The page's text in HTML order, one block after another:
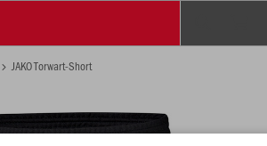
JAKO Torwart-Short